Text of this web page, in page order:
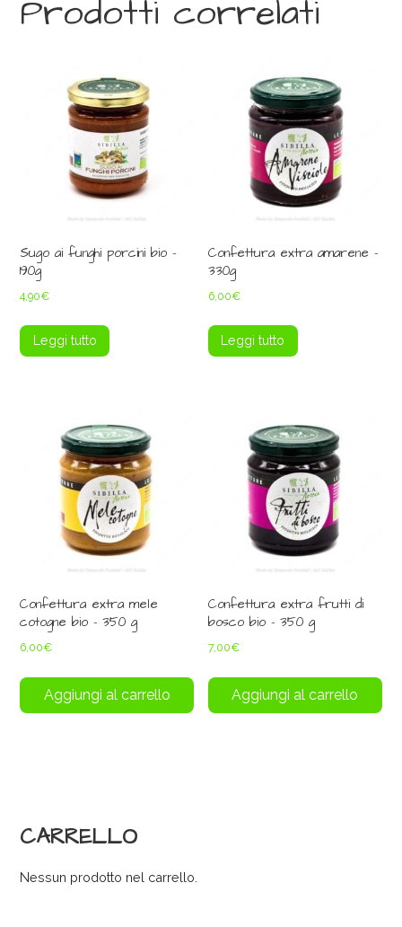
Prodotti correlati
Sugo ai funghi porcini bio –
190g
4,90€
Leggi tutto
Confettura extra amarene –
330g
6,00€
Leggi tutto
Confettura extra mele
cotogne bio – 350 g
6,00€
Aggiungi al carrello
Confettura extra frutti di
bosco bio – 350 g
7,00€
Aggiungi al carrello
CARRELLO
Nessun prodotto nel carrello.